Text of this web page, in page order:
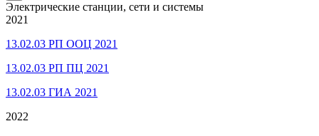
Электрические станции, сети и системы
2021
13.02.03 РП ООЦ 2021
13.02.03 РП ПЦ 2021
13.02.03 ГИА 2021
2022